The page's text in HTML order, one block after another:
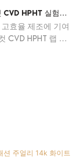
HPHT 실험실
귀걸이 귀걸이
효율 제조에 기여
CVD HPHT 랩 그